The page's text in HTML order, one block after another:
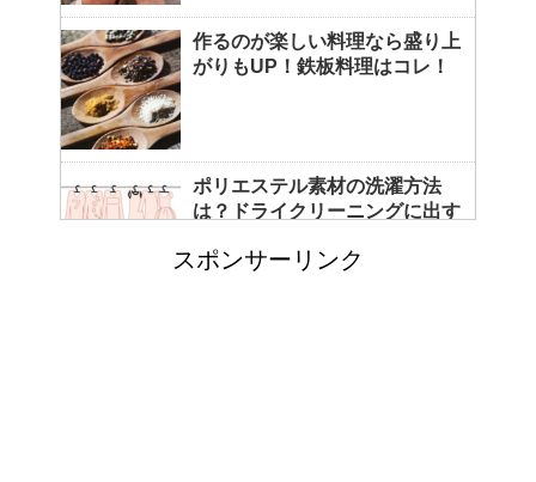
作るのが楽しい料理なら盛り上
がりもUP！鉄板料理はコレ！
ポリエステル素材の洗濯方法
は？ドライクリーニングに出す
スポンサーリンク